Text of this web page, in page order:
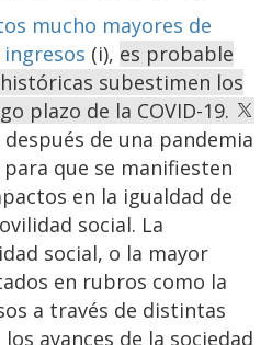
mucho mayores de
(i), es probable
subestimen los
plazo de la COVID-19.
de una pandemia
que se manifiesten
en la igualdad de
social. La
social, o la mayor
en rubros como la
a través de distintas
avances de la sociedad